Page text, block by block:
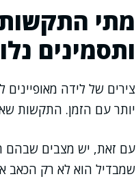
מתי התקשות
ותסמינים
צירים של לידה
יותר עם הזמן. התקשות
עם זאת, יש מצבים שבהם
שמבדיל הוא לא רק הכאב